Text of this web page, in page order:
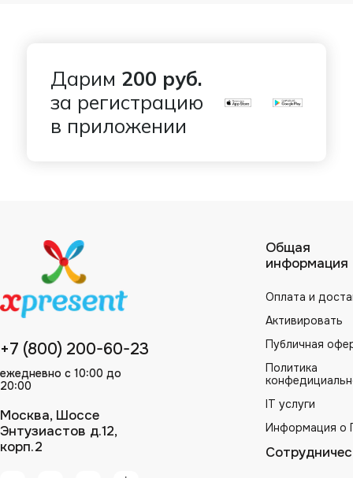
Дарим 200 руб.
за регистрацию
в приложении
+7 (800) 200-60-23
ежедневно с 10:00 до
20:00
Москва, Шоссе
Энтузиастов д.12,
корп.2
Общая
информация
Оплата и
Активировать
Публичная
Политика
IT услуги
Информация о